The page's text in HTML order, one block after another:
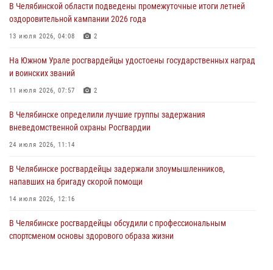
На Южном Урале сотрудники Росгвардии задержали
подозреваемого в совершении убийства
В Челябинской области росгвардейцами по горячим следам
задержан подозреваемый в грабеже
В Челябинской области подведены промежуточные итоги летней
оздоровительной кампании 2026 года
13 июля 2026, 04:08 2
На Южном Урале росгвардейцы удостоены государственных наград
и воинских званий
11 июля 2026, 07:57 2
В Челябинске определили лучшие группы задержания
вневедомственной охраны Росгвардии
24 июля 2026, 11:14
В Челябинске росгвардейцы задержали злоумышленников,
напавших на бригаду скорой помощи
14 июля 2026, 12:16
В Челябинске росгвардейцы обсудили с профессиональным
спортсменом основы здорового образа жизни